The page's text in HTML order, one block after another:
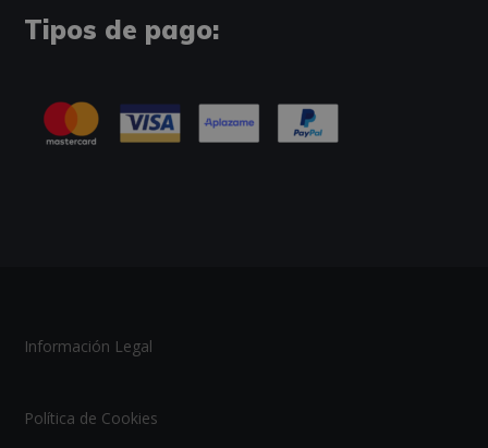
Tipos de pago:
Información Legal
Política de Cookies